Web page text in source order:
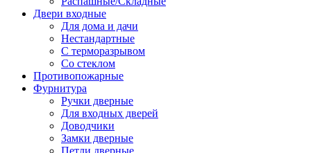
Двери входные
Для дома и дачи
Нестандартные
С терморазрывом
Со стеклом
Противопожарные
Фурнитура
Ручки дверные
Для входных дверей
Доводчики
Замки дверные
Петли дверные